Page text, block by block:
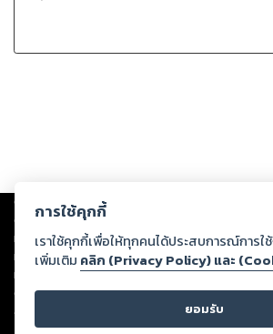
Copyright © 2026
ต่อผลงานหรือเนื้อหาใดที่อัปโหลดผ่านเว็บไซต์และปราก
ทรัพย์สินทางปัญญาของบุคคลอื่นหรือขัดต่อกฎหมายแ
ทุกท่านโปรดใช้วิจารณญาณในการกลั่นกรองด้วยตนเอ
หนึ่งส่วนใดขัดต่อกฎหมายและศีลธรรม กรุณาแจ้งมายัง
ดำเนินการในทันที ทั้งนี้ ทางสตอรี่ล็อกขอสงวนลิขสิ
ลิขสิทธิ์ พ.ศ. 2537 (ฉบับล่าสุด)
การใช้คุกกี้
เราใช้คุกกี้เพื่อให้ทุกคนได้ประสบการณ์การใ
เพิ่มเติม คลิก (Privacy Policy) และ
ยอมรับ